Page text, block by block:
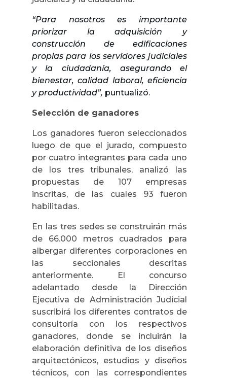
“Para nosotros es importante
priorizar la adquisición y
construcción de edificaciones
propias para los servidores judiciales
y la ciudadanía, asegurando el
bienestar, calidad laboral, eficiencia
y productividad”, puntualizó.
Selección de ganadores
Los ganadores fueron seleccionados
luego de que el jurado, compuesto
por cuatro integrantes para cada uno
de los tres tribunales, analizó las
propuestas de 107 empresas
inscritas, de las cuales 93 fueron
habilitadas.
En las tres sedes se construirán más
de 66.000 metros cuadrados para
albergar diferentes corporaciones en
las seccionales descritas
anteriormente. El concurso
adelantado desde la Dirección
Ejecutiva de Administración Judicial
suscribirá los diferentes contratos de
consultoría con los respectivos
ganadores, donde se incluirán la
elaboración definitiva de los diseños
arquitectónicos, estudios y diseños
técnicos, con las correspondientes